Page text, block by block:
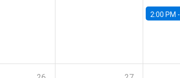
2:00 PM -